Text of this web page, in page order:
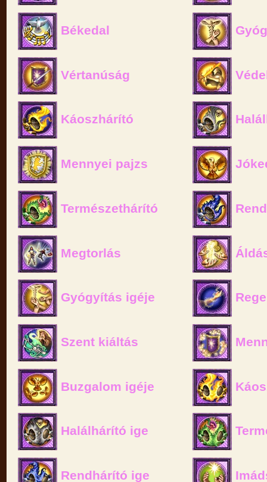
Békedal
Vértanúság
Káoszhárító
Mennyei pajzs
Természethárító
Megtorlás
Gyógyítás igéje
Szent kiáltás
Buzgalom igéje
Halálhárító ige
Rendhárító ige